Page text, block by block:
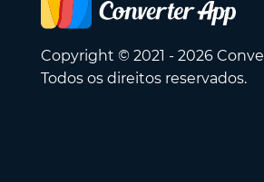
Copyright © 2021 - 2026
Todos os direitos reservados.